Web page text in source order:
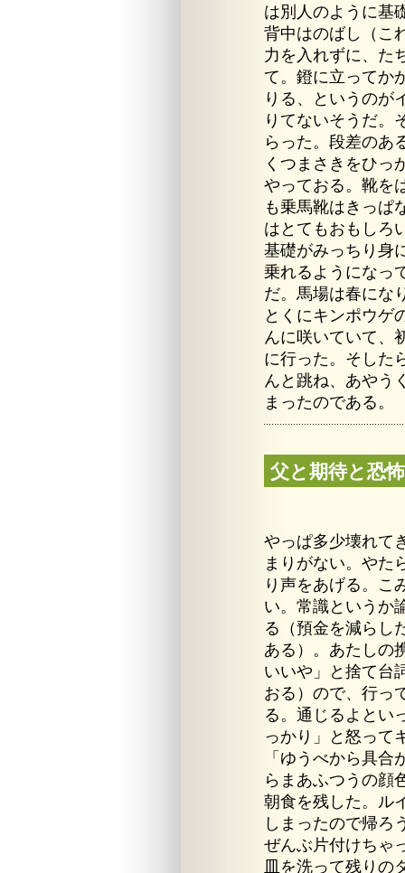
は別人のように基
背中はのばし（こ
力を入れずに、た
て。鐙に立ってか
りる、というのが
りてないそうだ。
らった。段差のあ
くつまさきをひっ
やっておる。靴を
も乗馬靴はきっぱ
はとてもおもしろ
基礎がみっちり身
乗れるようになっ
だ。馬場は春にな
とくにキンポウゲ
んに咲いていて、
に行った。そした
んと跳ね、あやう
まったのである。
父と期待と恐怖
やっぱ多少壊れて
まりがない。やた
り声をあげる。こ
い。常識というか
る（預金を減らし
ある）。あたしの
いいや」と捨て台
おる）ので、行っ
る。通じるよとい
っかり」と怒って
「ゆうべから具
らまあふつうの顔
朝食を残した。ル
しまったので帰ろ
ぜんぶ片付けちゃ
皿を洗って残り